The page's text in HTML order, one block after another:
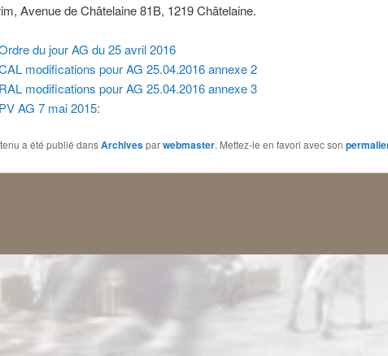
Avenue de Châtelaine 81B, 1219 Châtelaine.
du jour AG du 25 avril 2016
modifications pour AG 25.04.2016 annexe 2
RAL modifications pour AG 25.04.2016 annexe 3
PV AG 7 mai 2015:
a été publié dansArchivesparwebmaster. Mettez-le en favori avec son